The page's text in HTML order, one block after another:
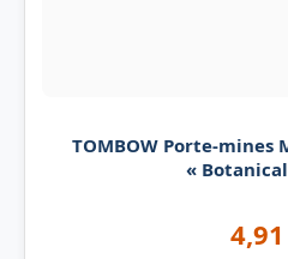
TOMBOW Porte-mines
«
4,91